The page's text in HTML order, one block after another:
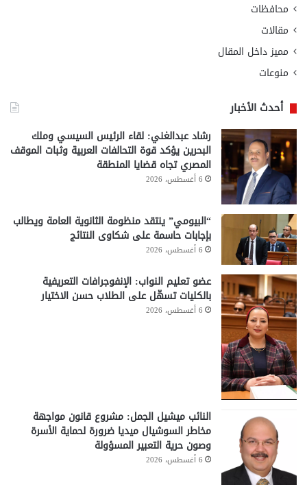
محافظات
مقالات
مميز داخل المقال
منوعات
أحدث الأخبار
رشاد عبدالغني: لقاء الرئيس السيسي وملك
البحرين يؤكد قوة التحالفات العربية وثبات الموقف
المصري تجاه قضايا المنطقة
6 أغسطس، 2026
“البيومي” ينتقد منظومة الثانوية العامة ويطالب
بإجابات حاسمة على شكاوى النتائج
6 أغسطس، 2026
عضو تعليم النواب: الإنفوجرافات التعريفية
بالكليات تسهّل على الطلاب حسن الاختيار
6 أغسطس، 2026
النائب ميشيل الجمل: مشروع قانون مواجهة
مخاطر السوشيال ميديا ضرورة لحماية الأسرة
وصون حرية التعبير المسؤولة
6 أغسطس، 2026